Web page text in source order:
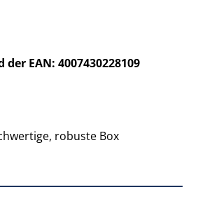
EAN: 4007430228109
robuste Box